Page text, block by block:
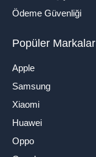
Ödeme Güvenliği
Popüler Markalar
Apple
Samsung
Xiaomi
Huawei
Oppo